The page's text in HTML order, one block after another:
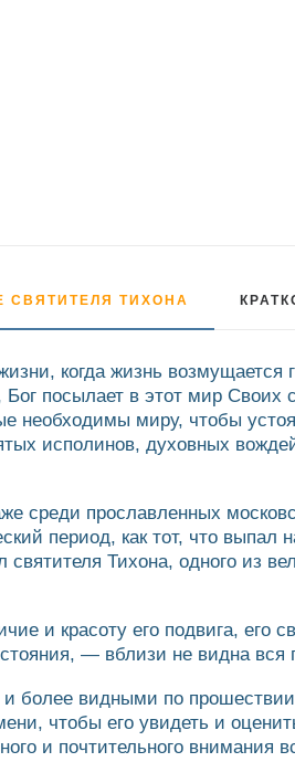
СВЯТИТЕЛЯ ТИХОНА
когда жизнь
Бог посылает в этот мир
необходимы миру, чтобы
исполинов, духовных
прославленных
период, как тот, что
Тихона, одного из
и красоту его подвига, его
— вблизи не видна вся
видными по
чтобы его увидеть и
и почтительного внимания